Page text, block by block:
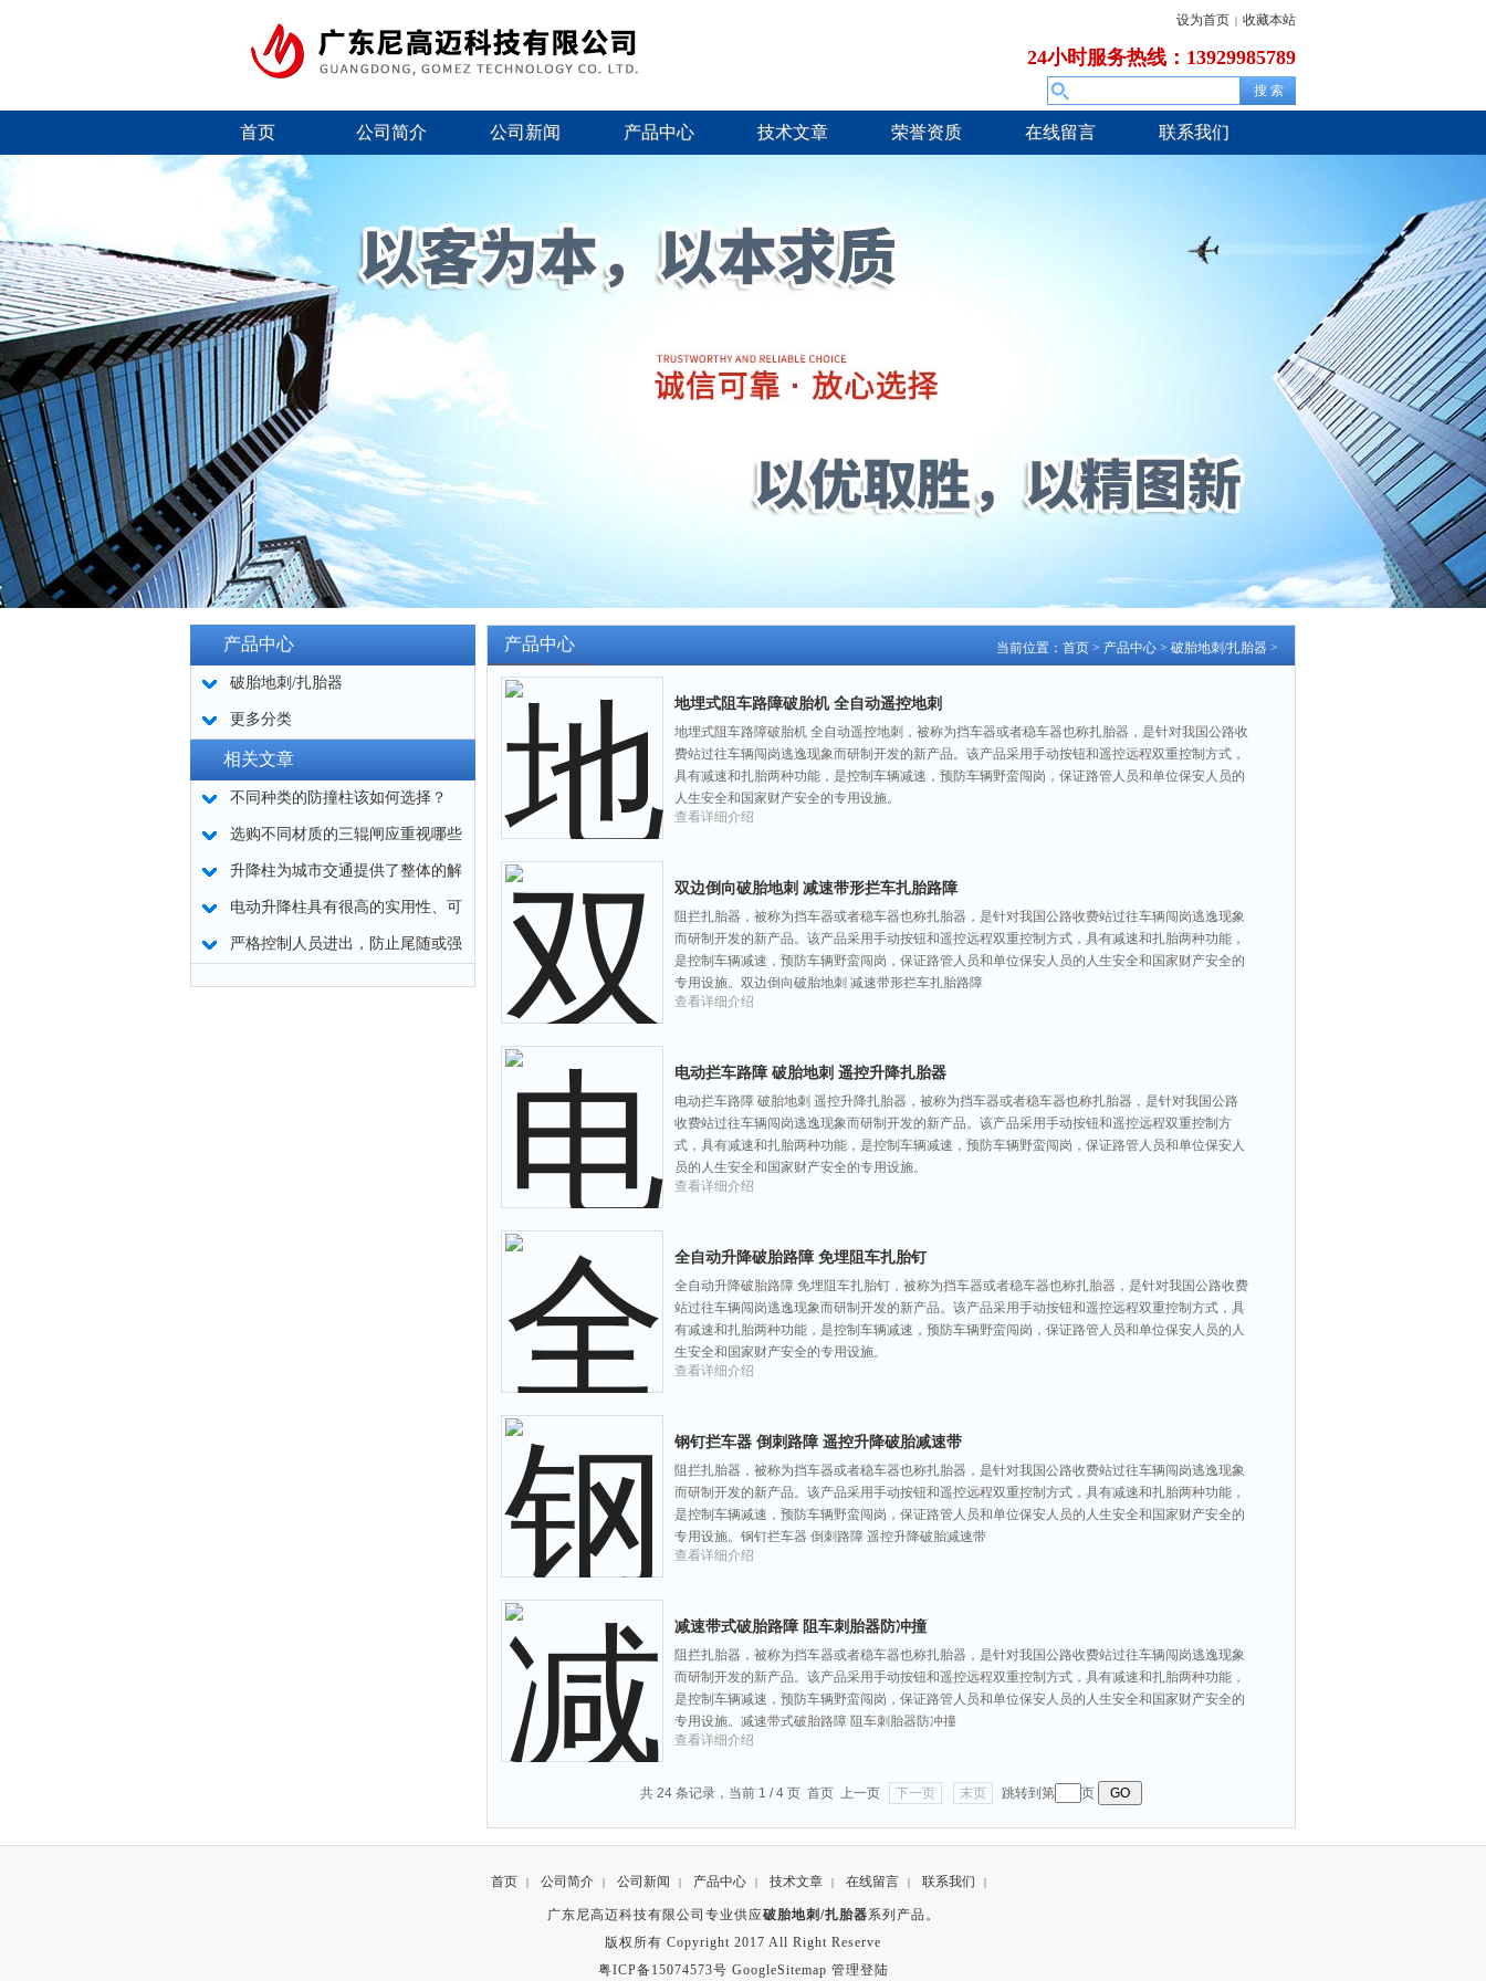
设为首页 | 收藏本站
24小时服务热线：13929985789
首页 公司简介 公司新闻 产品中心 技术文章 荣誉资质 在线留言 联系我们
产品中心
破胎地刺/扎胎器
更多分类
相关文章
不同种类的防撞柱该如何选择？
选购不同材质的三辊闸应重视哪些
因素
升降柱为城市交通提供了整体的解
决方案
电动升降柱具有很高的实用性、可
靠性及安全性
严格控制人员进出，防止尾随或强
当前位置： 首页 > 产品中心 > 破胎地刺/扎胎器 >
产品中心
地埋式阻车路障破胎机 全自动遥控地刺
地埋式阻车路障破胎机 全自动遥控地刺，被称为挡车器或者稳车器也称扎胎器，是针对我国公路收
费站过往车辆闯岗逃逸现象而研制开发的新产品。该产品采用手动按钮和遥控远程双重控制方式，
具有减速和扎胎两种功能，是控制车辆减速，预防车辆野蛮闯岗，保证路管人员和单位保安人员的
人生安全和国家财产安全的专用设施。
查看详细介绍
双边倒向破胎地刺 减速带形拦车扎胎路障
阻拦扎胎器，被称为挡车器或者稳车器也称扎胎器，是针对我国公路收费站过往车辆闯岗逃逸现象
而研制开发的新产品。该产品采用手动按钮和遥控远程双重控制方式，具有减速和扎胎两种功能，
是控制车辆减速，预防车辆野蛮闯岗，保证路管人员和单位保安人员的人生安全和国家财产安全的
专用设施。双边倒向破胎地刺 减速带形拦车扎胎路障
查看详细介绍
电动拦车路障 破胎地刺 遥控升降扎胎器
电动拦车路障 破胎地刺 遥控升降扎胎器，被称为挡车器或者稳车器也称扎胎器，是针对我国公路
收费站过往车辆闯岗逃逸现象而研制开发的新产品。该产品采用手动按钮和遥控远程双重控制方
式，具有减速和扎胎两种功能，是控制车辆减速，预防车辆野蛮闯岗，保证路管人员和单位保安人
员的人生安全和国家财产安全的专用设施。
查看详细介绍
全自动升降破胎路障 免埋阻车扎胎钉
全自动升降破胎路障 免埋阻车扎胎钉，被称为挡车器或者稳车器也称扎胎器，是针对我国公路收费
站过往车辆闯岗逃逸现象而研制开发的新产品。该产品采用手动按钮和遥控远程双重控制方式，具
有减速和扎胎两种功能，是控制车辆减速，预防车辆野蛮闯岗，保证路管人员和单位保安人员的人
生安全和国家财产安全的专用设施。
查看详细介绍
钢钉拦车器 倒刺路障 遥控升降破胎减速带
阻拦扎胎器，被称为挡车器或者稳车器也称扎胎器，是针对我国公路收费站过往车辆闯岗逃逸现象
而研制开发的新产品。该产品采用手动按钮和遥控远程双重控制方式，具有减速和扎胎两种功能，
是控制车辆减速，预防车辆野蛮闯岗，保证路管人员和单位保安人员的人生安全和国家财产安全的
专用设施。钢钉拦车器 倒刺路障 遥控升降破胎减速带
查看详细介绍
减速带式破胎路障 阻车刺胎器防冲撞
阻拦扎胎器，被称为挡车器或者稳车器也称扎胎器，是针对我国公路收费站过往车辆闯岗逃逸现象
而研制开发的新产品。该产品采用手动按钮和遥控远程双重控制方式，具有减速和扎胎两种功能，
是控制车辆减速，预防车辆野蛮闯岗，保证路管人员和单位保安人员的人生安全和国家财产安全的
专用设施。减速带式破胎路障 阻车刺胎器防冲撞
查看详细介绍
共 24 条记录，当前 1 / 4 页 首页 上一页 下一页 末页 跳转到第 页
首页 | 公司简介 | 公司新闻 | 产品中心 | 技术文章 | 在线留言 | 联系我们 |
广东尼高迈科技有限公司专业供应破胎地刺/扎胎器系列产品。
版权所有 Copyright 2017 All Right Reserve
粤ICP备15074573号 GoogleSitemap 管理登陆